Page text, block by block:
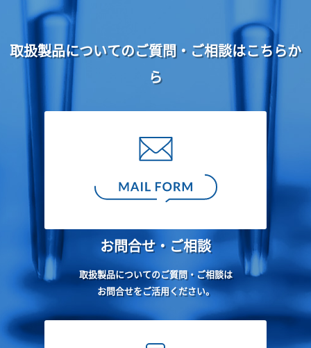
取扱製品についてのご質問・ご相談はこちらか
ら
お問合せ・ご相談
取扱製品についてのご質問・ご相談は
お問合せをご活用ください。